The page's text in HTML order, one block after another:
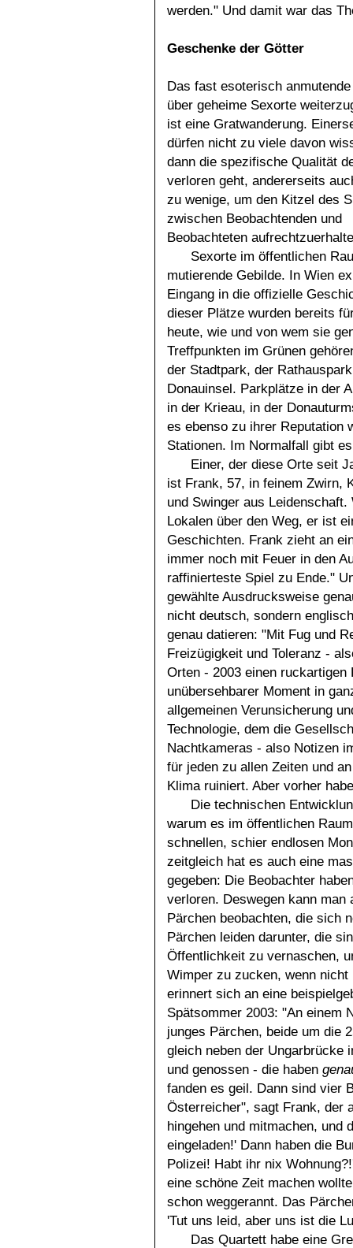
werden." Und damit war das
Geschenke der Götter
Das fast esoterisch
über geheime Sexorte
ist eine Gratwanderung.
dürfen nicht zu viele davon
dann die spezifische Qualität
verloren geht, andererseits
zu wenige, um den Kitzel des
zwischen Beobachtenden und
Beobachteten
Sexorte im öffentlichen
mutierende Gebilde. In Wien
Eingang in die offizielle
dieser Plätze wurden bereits
heute, wie und von wem sie
Treffpunkten im Grünen
der Stadtpark, der
Donauinsel. Parkplätze in der
in der Krieau, in der
es ebenso zu ihrer Reputation
Stationen. Im Normalfall gibt
Einer, der diese Orte seit
ist Frank, 57, in feinem Zwirn,
und Swinger aus
Lokalen über den Weg, er ist
Geschichten. Frank zieht an
immer noch mit Feuer in den
raffinierteste Spiel zu Ende."
gewählte Ausdrucksweise
nicht deutsch, sondern
genau datieren: "Mit Fug und
Freizügigkeit und Toleranz -
Orten - 2003 einen
unübersehbarer Moment in
allgemeinen Verunsicherung
Technologie, dem die
Nachtkameras - also Notizen
für jeden zu allen Zeiten und
Klima ruiniert. Aber vorher
Die technischen
warum es im öffentlichen
schnellen, schier endlosen
zeitgleich hat es auch eine
gegeben: Die Beobachter
verloren. Deswegen kann
Pärchen beobachten, die sich
Pärchen leiden darunter, die
Öffentlichkeit zu vernaschen,
Wimper zu zucken, wenn
erinnert sich an eine
Spätsommer 2003: "An einem
junges Pärchen, beide um die
gleich neben der Ungarbrücke
und genossen - die haben
fanden es geil. Dann sind vier
Österreicher", sagt Frank, der
hingehen und mitmachen, und
eingeladen!' Dann haben die
Polizei! Habt ihr nix
eine schöne Zeit machen
schon weggerannt. Das
'Tut uns leid, aber uns ist die
Das Quartett habe eine